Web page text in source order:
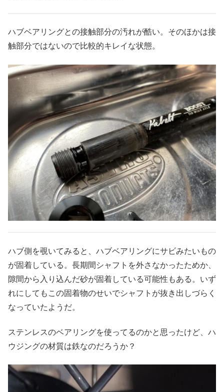
ハブベアリングとの接触部分の汚れが酷い。そのほかは接
触部分ではないので比較的キレイな状態。
ハブ側を覗いてみると、ハブベアリングにサビみたいもの
が固着している。長期間シャフトを外さなかったためか、
隙間から入り込んだ砂が固着している可能性もある。いず
れにしてもこの固着物のせいでシャフトが抜き出しづらく
なっていたようだ。
ステンレスのベアリングを使ってるのかと思ったけど、ハ
ウジングの材質は鉄なのだろうか？